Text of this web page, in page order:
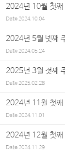
2024년 10월 첫째
Date2024.10.04
2024년 5월 넷째
Date2024.05.24
2025년 3월 첫째
Date2025.02.28
2024년 11월 첫째
Date2024.11.01
2024년 12월 첫째
Date2024.11.29